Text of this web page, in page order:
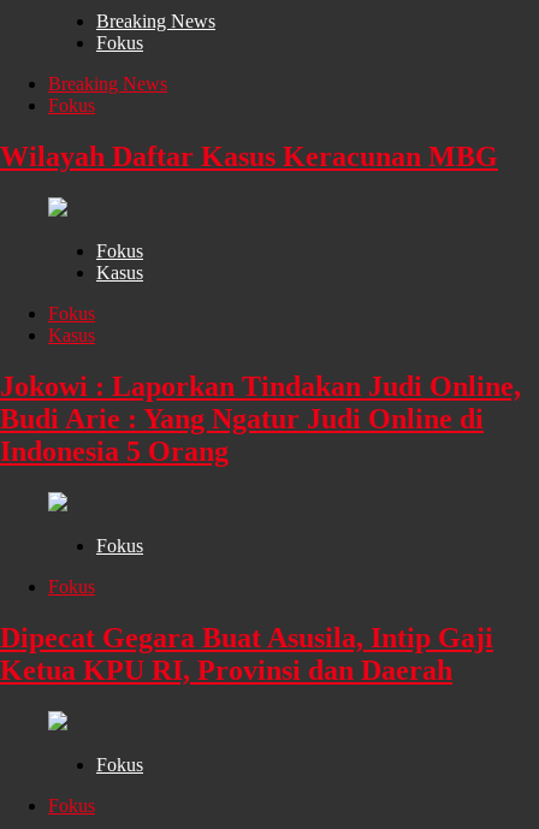
Breaking News
Fokus
Breaking News
Fokus
Wilayah Daftar Kasus Keracunan MBG
Fokus
Kasus
Fokus
Kasus
Jokowi : Laporkan Tindakan Judi Online,
Budi Arie : Yang Ngatur Judi Online di
Indonesia 5 Orang
Fokus
Fokus
Dipecat Gegara Buat Asusila, Intip Gaji
Ketua KPU RI, Provinsi dan Daerah
Fokus
Fokus